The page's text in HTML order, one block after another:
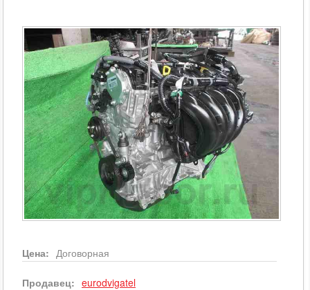
Цена: Договорная
Продавец: eurodvigatel